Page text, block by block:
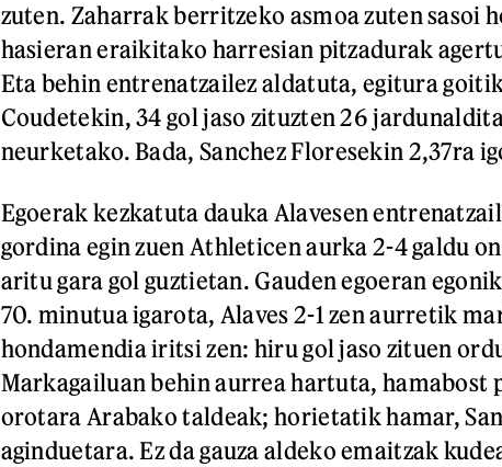
zuten. Zaharrak berritzeko asmoa zuten sasoi
hasieran eraikitako harresian pitzadurak
Eta behin entrenatzailez aldatuta, egitura
Coudetekin, 34 gol jaso zituzten 26
neurketako. Bada, Sanchez Floresekin 2,37ra
Egoerak kezkatuta dauka Alavesen
gordina egin zuen Athleticen aurka 2-4 galdu
aritu gara gol guztietan. Gauden egoeran
70. minutua igarota, Alaves 2-1 zen aurretik
hondamendia iritsi zen: hiru gol jaso zituen
Markagailuan behin aurrea hartuta, hamabost
orotara Arabako taldeak; horietatik hamar,
aginduetara. Ez da gauza aldeko emaitzak